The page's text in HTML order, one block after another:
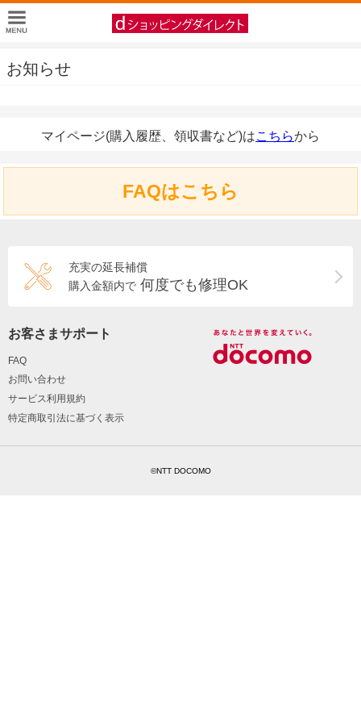
お知らせ
マイページ(購入履歴、領収書など)はこちらから
FAQはこちら
充実の延長補償
購入金額内で 何度でも修理OK
お客さまサポート
FAQ
お問い合わせ
サービス利用規約
特定商取引法に基づく表示
©NTT DOCOMO